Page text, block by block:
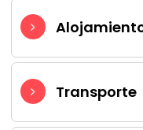
Transporte